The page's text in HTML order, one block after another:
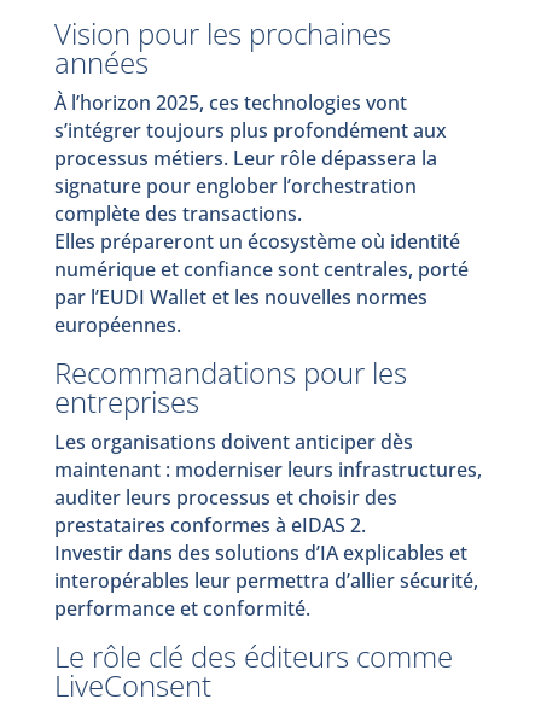
Vision pour les prochaines
années
À l’horizon 2025, ces technologies vont
s’intégrer toujours plus profondément aux
processus métiers. Leur rôle dépassera la
signature pour englober l’orchestration
complète des transactions.
Elles prépareront un écosystème où identité
numérique et confiance sont centrales, porté
par l’EUDI Wallet et les nouvelles normes
européennes.
Recommandations pour les
entreprises
Les organisations doivent anticiper dès
maintenant : moderniser leurs infrastructures,
auditer leurs processus et choisir des
prestataires conformes à eIDAS 2.
Investir dans des solutions d’IA explicables et
interopérables leur permettra d’allier sécurité,
performance et conformité.
Le rôle clé des éditeurs comme
LiveConsent